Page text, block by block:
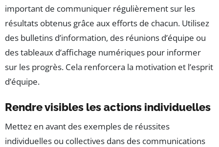
important de communiquer régulièrement sur les
résultats obtenus grâce aux efforts de chacun. Utilisez
des bulletins d’information, des réunions d’équipe ou
des tableaux d’affichage numériques pour informer
sur les progrès. Cela renforcera la motivation et l’esprit
d’équipe.
Rendre visibles les actions individuelles
Mettez en avant des exemples de réussites
individuelles ou collectives dans des communications